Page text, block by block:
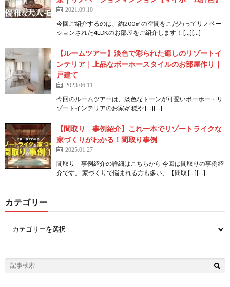
2021.09.10
今回ご紹介するのは、約200㎡の空間をこだわってリノベー
ションされた4LDKのお部屋をご紹介します！ […][…]
【ルームツアー】淡色で彩られた癒しのリゾートイ
ンテリア｜上品なボーホースタイルのお部屋作り｜
戸建て
2023.06.11
今回のルームツアーは、淡色なトーンが可愛いボーホー・リ
ゾートインテリアのお家🌿 穏や […][…]
【間取り 事例紹介】これ一本でリゾートライクな
家づくりがわかる！間取り事例
2025.01.27
間取り 事例紹介の詳細はこちらから 今回は間取りの事例紹
介です。 家づくりで悩まれる方も多い、【間取 […][…]
カテゴリー